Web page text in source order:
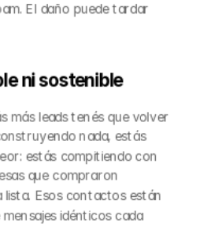
El daño puede tardar
ni sostenible
más leads tenés que volver
nada, estás
estás compitiendo con
que compraron
lista. Esos contactos están
idénticos cada